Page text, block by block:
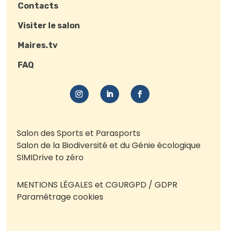
Contacts
Visiter le salon
Maires.tv
FAQ
Salon des Sports et Parasports
Salon de la Biodiversité et du Génie écologique
SIMIDrive to zéro
MENTIONS LÉGALES et CGURGPD / GDPR
Paramétrage cookies